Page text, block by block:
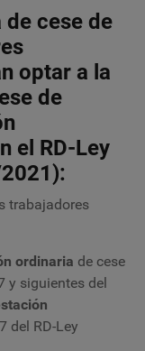
cese de
optar a la
de
el RD-Ley
trabajadores
ordinaria de cese
y siguientes del
del RD-Ley